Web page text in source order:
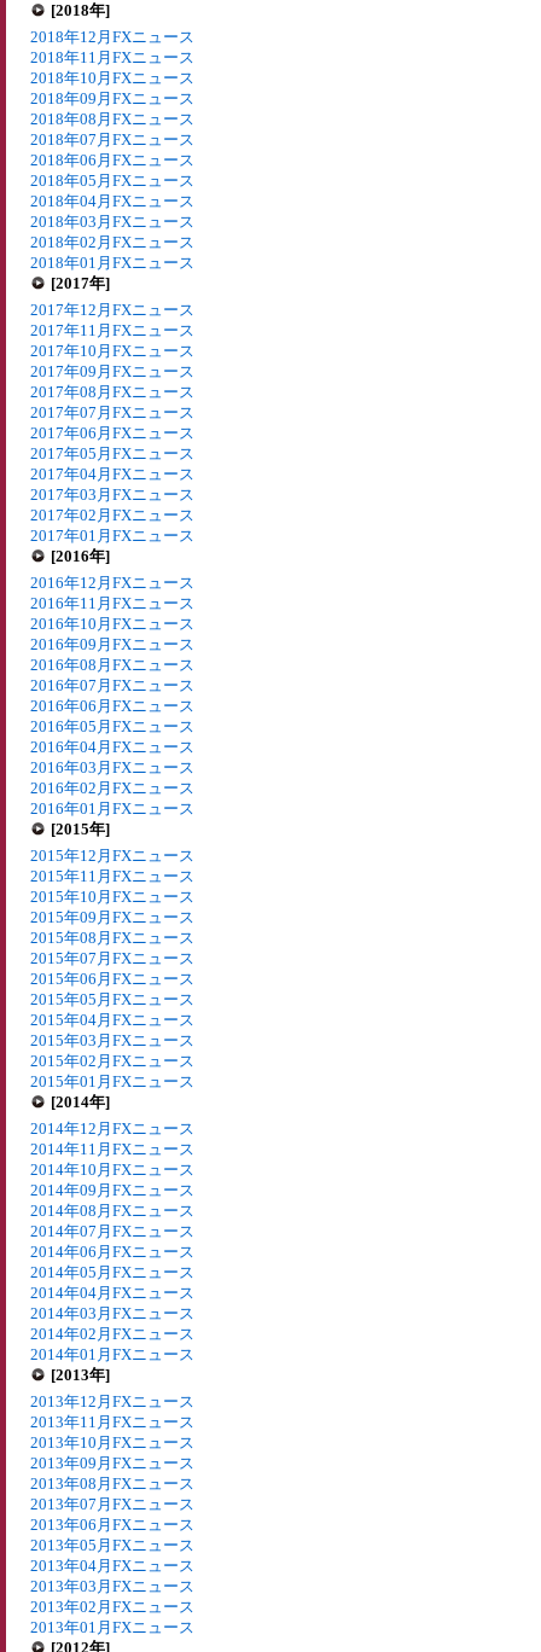
[2018年]
2018年12月FXニュース
2018年11月FXニュース
2018年10月FXニュース
2018年09月FXニュース
2018年08月FXニュース
2018年07月FXニュース
2018年06月FXニュース
2018年05月FXニュース
2018年04月FXニュース
2018年03月FXニュース
2018年02月FXニュース
2018年01月FXニュース
[2017年]
2017年12月FXニュース
2017年11月FXニュース
2017年10月FXニュース
2017年09月FXニュース
2017年08月FXニュース
2017年07月FXニュース
2017年06月FXニュース
2017年05月FXニュース
2017年04月FXニュース
2017年03月FXニュース
2017年02月FXニュース
2017年01月FXニュース
[2016年]
2016年12月FXニュース
2016年11月FXニュース
2016年10月FXニュース
2016年09月FXニュース
2016年08月FXニュース
2016年07月FXニュース
2016年06月FXニュース
2016年05月FXニュース
2016年04月FXニュース
2016年03月FXニュース
2016年02月FXニュース
2016年01月FXニュース
[2015年]
2015年12月FXニュース
2015年11月FXニュース
2015年10月FXニュース
2015年09月FXニュース
2015年08月FXニュース
2015年07月FXニュース
2015年06月FXニュース
2015年05月FXニュース
2015年04月FXニュース
2015年03月FXニュース
2015年02月FXニュース
2015年01月FXニュース
[2014年]
2014年12月FXニュース
2014年11月FXニュース
2014年10月FXニュース
2014年09月FXニュース
2014年08月FXニュース
2014年07月FXニュース
2014年06月FXニュース
2014年05月FXニュース
2014年04月FXニュース
2014年03月FXニュース
2014年02月FXニュース
2014年01月FXニュース
[2013年]
2013年12月FXニュース
2013年11月FXニュース
2013年10月FXニュース
2013年09月FXニュース
2013年08月FXニュース
2013年07月FXニュース
2013年06月FXニュース
2013年05月FXニュース
2013年04月FXニュース
2013年03月FXニュース
2013年02月FXニュース
2013年01月FXニュース
[2012年]